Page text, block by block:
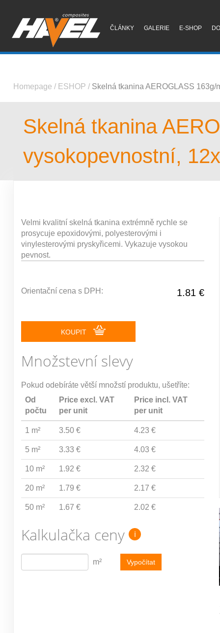
ČLÁNKY GALERIE E-SHOP
Homepage / ESHOP / Skelná tkanina AEROGLASS
Skelná tkanina
vysokopevnostní,
Velmi kvalitní skelná tkanina extrémně rychle se
prosycuje epoxidovými, polyesterovými i
vinylesterovými pryskyřicemi. Vykazuje vysokou
pevnost.
1.81 €
Orientační cena s DPH:
KOUPIT
Množstevní slevy
Pokud odebíráte větší množstí produktu, ušetříte:
Od
počtu
Price excl. VAT
per unit
Price incl. VAT
per unit
1 m² 3.50 € 4.23 €
5 m² 3.33 € 4.03 €
10 m² 1.92 € 2.32 €
20 m² 1.79 € 2.17 €
50 m² 1.67 € 2.02 €
Kalkulačka ceny i
m² Vypočítat